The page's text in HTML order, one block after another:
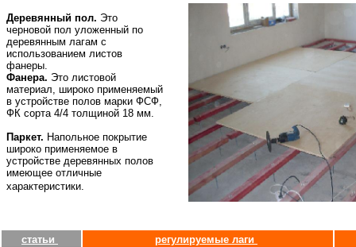
Деревянный пол. Это
черновой пол уложенный по
деревянным лагам с
использованием листов
фанеры.
Фанера. Это листовой
материал, широко применяемый
в устройстве полов марки ФСФ,
ФК сорта 4/4 толщиной 18 мм.
Паркет. Напольное покрытие
широко применяемое в
устройстве деревянных полов
имеющее отличные
характеристики.
статьи регулируемые лаги